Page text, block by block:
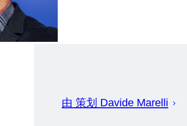
由 策划 Davide Marelli